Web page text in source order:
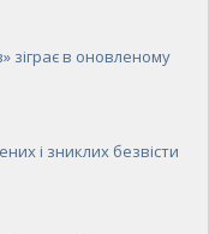
зіграє в оновленому
і зниклих безвісти